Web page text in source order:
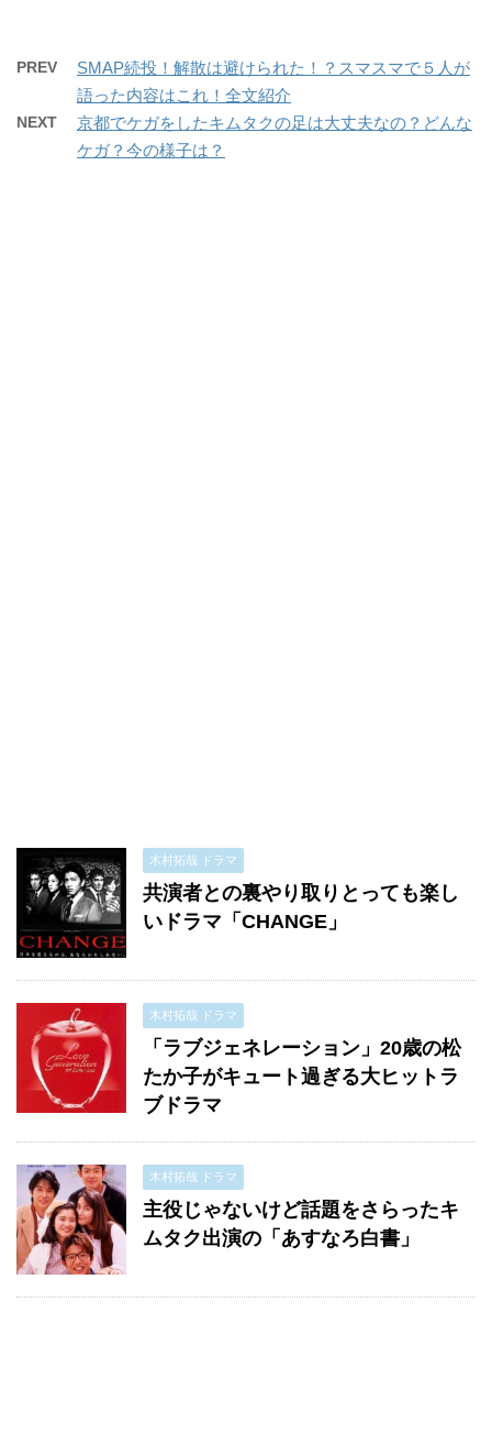
PREV
SMAP続投！解散は避けられた！？スマスマで５人が
語った内容はこれ！全文紹介
NEXT
京都でケガをしたキムタクの足は大丈夫なの？どんな
ケガ？今の様子は？
木村拓哉 ドラマ
共演者との裏やり取りとっても楽し
いドラマ「CHANGE」
木村拓哉 ドラマ
「ラブジェネレーション」20歳の松
たか子がキュート過ぎる大ヒットラ
ブドラマ
木村拓哉 ドラマ
主役じゃないけど話題をさらったキ
ムタク出演の「あすなろ白書」